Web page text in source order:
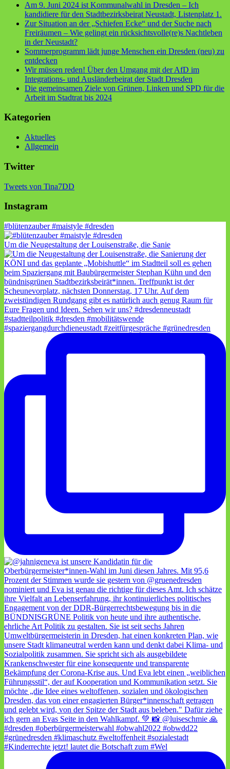
Am 9. Juni 2024 ist Kommunalwahl in Dresden – Ich
kandidiere für den Stadtbezirksbeirat Neustadt, Listenplatz 1.
Zur Situation an der „Schiefen Ecke“ und der Suche nach
Freiräumen – Wie gelingt ein rücksichtsvolle(re)s Nachtleben
in der Neustadt?
Sommerprogramm lädt junge Menschen ein Dresden (neu) zu
entdecken
Wir müssen reden! Über den Umgang mit der AfD im
Integrations- und Ausländerbeirat der Stadt Dresden
Die gemeinsamen Ziele von Grünen, Linken und SPD für die
Arbeit im Stadtrat bis 2024
Kategorien
Aktuelles
Allgemein
Twitter
Tweets von Tina7DD
Instagram
#blütenzauber #maistyle #dresden
Um die Neugestaltung der Louisenstraße, die Sanie
#Kinderrechte jetzt! lautet die Botschaft zum #Wel